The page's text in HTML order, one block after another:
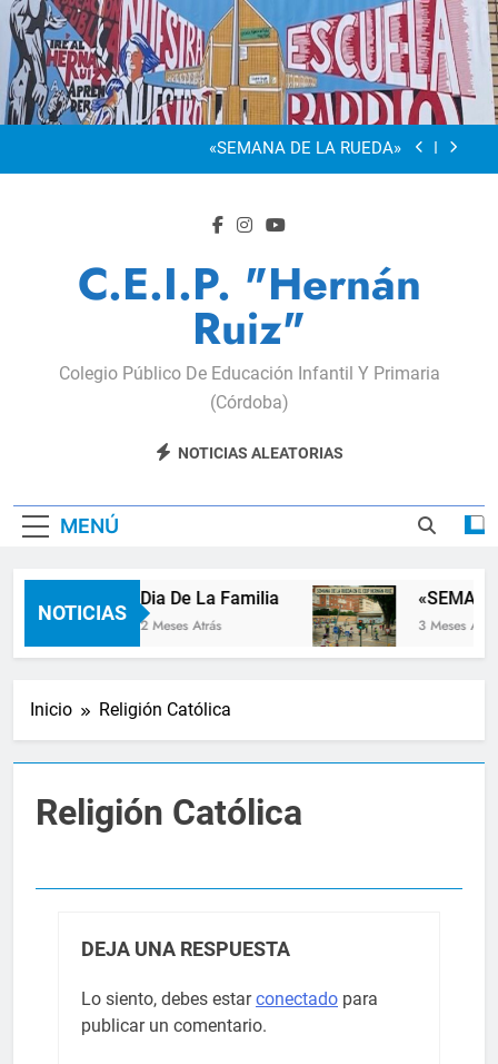
Saltar
al
contenido
“Visibles Sí”
Dia De La Familia
«SEMANA DE LA RUEDA»
Dia De La Familia
«SEMANA DE LA RUEDA»
Apadrinamiento Lector 2026
C.E.I.P. "Hernán
Ruiz"
Colegio Público De Educación Infantil Y Primaria
(Córdoba)
NOTICIAS ALEATORIAS
MENÚ
NOTICIAS
Dia De La Familia
2 Meses Atrás 3 Meses Atrás
Inicio Religión Católica
Religión Católica
DEJA UNA RESPUESTA
Lo siento, debes estarconectado para
publicar un comentario.